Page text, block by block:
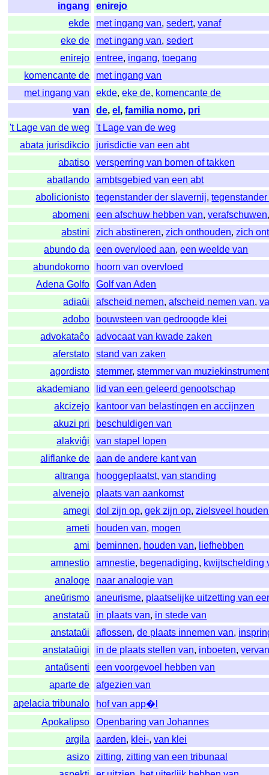
ingang
enirejo
ekde
met ingang van,sedert,vanaf
eke de
met ingang van,sedert
enirejo
entree, ingang,toegang
komencante de
met ingang van
met ingang van
ekde,eke de, komencante de
van
de,el ,familia nomo, pri
't Lage van de weg
't Lage van de weg
abata jurisdikcio
jurisdictie van een abt
abatiso
versperring van bomen of takken
abatlando
ambtsgebied van een abt
abolicionisto
tegenstander der slavernij,
abomeni
een afschuw hebben van,verafschuwen
abstini
zich abstineren,zich onthouden,zich
abundo da
een overvloed aan,een weelde van
abundokorno
hoorn van overvloed
Adena Golfo
Golf van Aden
adiaŭi
afscheid nemen,afscheid nemen van,
adobo
bouwsteen van gedroogde klei
advokataĉo
advocaat van kwade zaken
aferstato
stand van zaken
agordisto
stemmer,stemmer van muziekinstrument
akademiano
lid van een geleerd genootschap
akcizejo
kantoor van belastingen en accijnzen
akuzi pri
beschuldigen van
alakviĝi
van stapel lopen
aliflanke de
aan de andere kant van
altranga
hooggeplaatst,van standing
alvenejo
plaats van aankomst
amegi
dol zijn op,gek zijn op,zielsveel
ameti
houden van, mogen
ami
beminnen, houden van, liefhebben
amnestio
amnestie, begenadiging, kwijtschelding
analoge
naar analogie van
aneŭrismo
aneurisme, plaatselijke uitzetting van
anstataŭ
in plaats van, in stede van
anstataŭi
aflossen,de plaats innemen van,
anstataŭigi
in de plaats stellen van, inboeten,
antaŭsenti
een voorgevoel hebben van
aparte de
afgezien van
apelacia tribunalo
hof van app�l
Apokalipso
Openbaring van Johannes
argila
aarden, klei-,van klei
asizo
zitting,zitting van een tribunaal